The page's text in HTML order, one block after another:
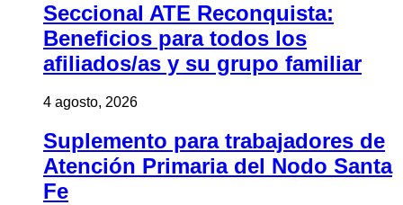
Seccional ATE Reconquista:
Beneficios para todos los
afiliados/as y su grupo familiar
4 agosto, 2026
Suplemento para trabajadores de
Atención Primaria del Nodo Santa
Fe